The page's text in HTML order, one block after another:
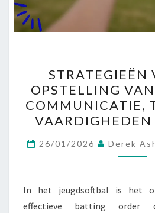
DE
VAN
DE
STRATEGIEËN
OPSTELLING
COMMUNICATIE,
VAARDIGHEDEN
26/01/2026 Derek
In het jeugdsoftbal is het
effectieve batting order